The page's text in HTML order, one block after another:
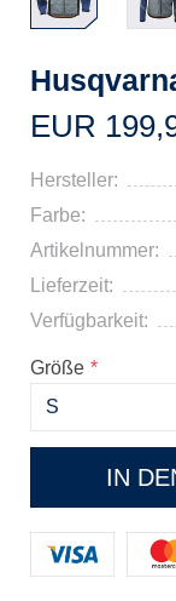
EUR
Hersteller:
Farbe:
Artikelnummer:
Lieferzeit:
Verfügbarkeit:
Größe *
IN